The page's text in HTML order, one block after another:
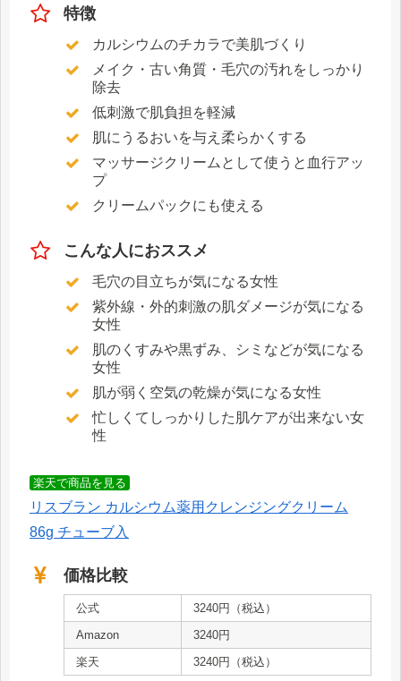
特徴
カルシウムのチカラで美肌づくり
メイク・古い角質・毛穴の汚れをしっかり
除去
低刺激で肌負担を軽減
肌にうるおいを与え柔らかくする
マッサージクリームとして使うと血行アッ
プ
クリームパックにも使える
こんな人におススメ
毛穴の目立ちが気になる女性
紫外線・外的刺激の肌ダメージが気になる
女性
肌のくすみや黒ずみ、シミなどが気になる
女性
肌が弱く空気の乾燥が気になる女性
忙しくてしっかりした肌ケアが出来ない女
性
楽天で商品を見る
リスブラン カルシウム薬用クレンジングクリーム
86g チューブ入
価格比較
公式
3240円（税込）
Amazon
3240円
楽天
3240円（税込）